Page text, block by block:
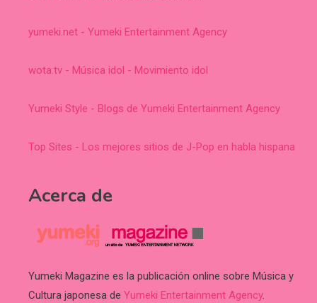
yumeki.net - Yumeki Entertainment Agency
wota.tv - Música idol - Movimiento idol
Yumeki Style - Blogs de Yumeki Entertainment Agency
Top Sites - Los mejores sitios de J-Pop en habla hispana
Acerca de
Yumeki Magazine es la publicación online sobre Música y
Cultura japonesa de Yumeki Entertainment Agency.